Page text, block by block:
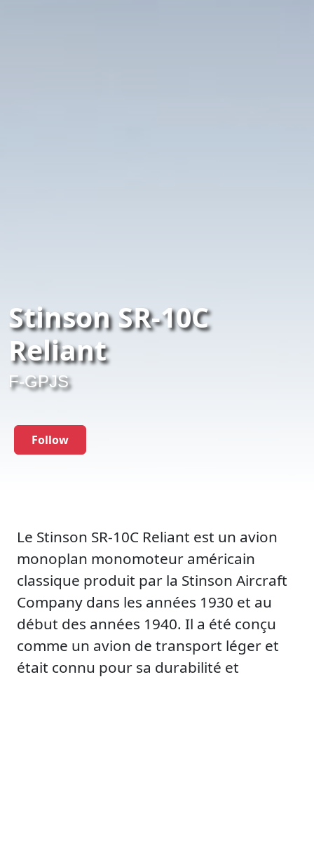
Stinson SR-10C
Reliant
F-GPJS
Follow
Le Stinson SR-10C Reliant est un avion
monoplan monomoteur américain
classique produit par la Stinson Aircraft
Company dans les années 1930 et au
début des années 1940. Il a été conçu
comme un avion de transport léger et
était connu pour sa durabilité et